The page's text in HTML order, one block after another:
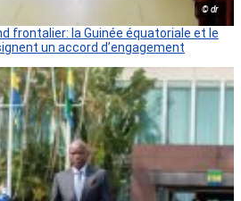
© dr
frontalier: la Guinée équatoriale et le
un accord d’engagement